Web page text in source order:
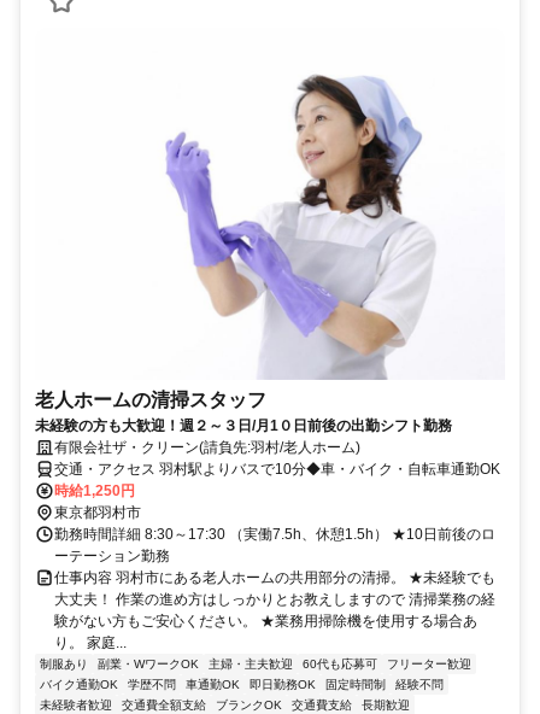
老人ホームの清掃スタッフ
未経験の方も大歓迎！週２～３日/月1０日前後の出勤シフト勤務
有限会社ザ・クリーン(請負先:羽村/老人ホーム)
交通・アクセス 羽村駅よりバスで10分◆車・バイク・自転車通勤OK
時給1,250円
東京都羽村市
勤務時間詳細 8:30～17:30 （実働7.5h、休憩1.5h） ★10日前後のロ
ーテーション勤務
仕事内容 羽村市にある老人ホームの共用部分の清掃。 ★未経験でも
大丈夫！ 作業の進め方はしっかりとお教えしますので 清掃業務の経
験がない方もご安心ください。 ★業務用掃除機を使用する場合あ
り。 家庭...
制服あり 副業・WワークOK 主婦・主夫歓迎 60代も応募可
フリーター歓迎
バイク通勤OK
学歴不問 車通勤OK 即日勤務OK 固定時間制
経験不問
未経験者歓迎
交通費全額支給 ブランクOK 交通費支給
長期歓迎